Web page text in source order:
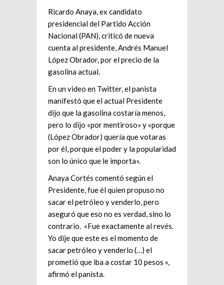
Ricardo Anaya, ex candidato
presidencial del Partido Acción
Nacional (PAN), criticó de nueva
cuenta al presidente, Andrés Manuel
López Obrador, por el precio de la
gasolina actual.
En un video en Twitter, el panista
manifestó que el actual Presidente
dijo que la gasolina costaría menos,
pero lo dijo «por mentiroso» y «porque
(López Obrador) quería que votaras
por él, porque el poder y la popularidad
son lo único que le importa».
Anaya Cortés comentó según el
Presidente, fue él quien propuso no
sacar el petróleo y venderlo, pero
aseguró que eso no es verdad, sino lo
contrario. «Fue exactamente al revés.
Yo dije que este es el momento de
sacar petróleo y venderlo (…) el
prometió que iba a costar 10 pesos «,
afirmó el panista.